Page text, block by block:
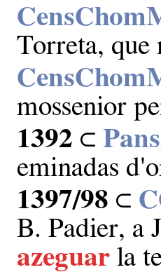
Torreta, que
mossenior
1392 ⊂Pans
eminadas
1397/98 ⊂
B. Padier, a
azeguar la